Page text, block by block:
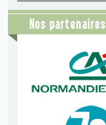
Nos partenaires